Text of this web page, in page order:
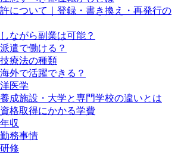
について｜登録・書き換え・再発行の
ながら副業は可能？
遣で働ける？
療法の種類
外で活躍できる？
医学
成施設・大学と専門学校の違いとは
格取得にかかる学費
収
務事情
修